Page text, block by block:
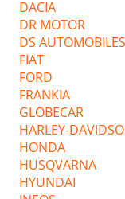
DACIA
DR MOTOR
DS AUTOMOBILES
FIAT
FORD
FRANKIA
GLOBECAR
HARLEY-
HONDA
HUSQVARNA
HYUNDAI